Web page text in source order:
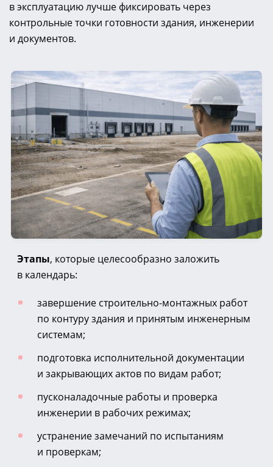
в эксплуатацию лучше фиксировать через
контрольные точки готовности здания, инженерии
и документов.
Этапы, которые целесообразно заложить
в календарь:
завершение строительно-монтажных работ
по контуру здания и принятым инженерным
системам;
подготовка исполнительной документации
и закрывающих актов по видам работ;
пусконаладочные работы и проверка
инженерии в рабочих режимах;
устранение замечаний по испытаниям
и проверкам;